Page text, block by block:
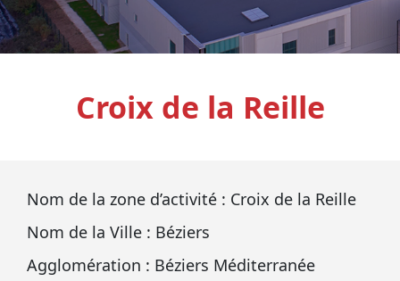
Croix de la Reille
Nom de la zone d’activité : Croix de la Reille
Nom de la Ville : Béziers
Agglomération : Béziers Méditerranée